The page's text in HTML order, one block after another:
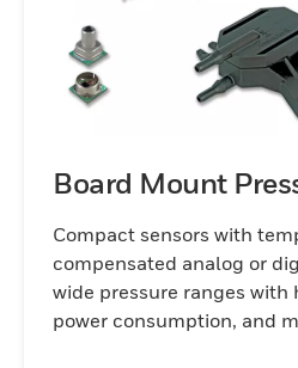
pesados ​​e veículos de
alternativo).Nosso design
sensor consiste em quatro
em um diafragma de silício
causará tensão no
resistor mudarão em
aplicada, o que produz
Você encontrará nossos
funcionando em
Board Mount
Compact sensors with
compensated analog or
wide pressure ranges with
power consumption, and